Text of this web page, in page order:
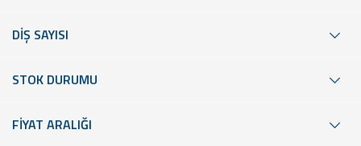
DİŞ SAYISI
STOK DURUMU
FİYAT ARALIĞI